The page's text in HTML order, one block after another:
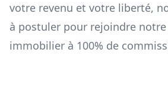
votre revenu et votre liberté,
à postuler pour rejoindre notre
immobilier à 100% de